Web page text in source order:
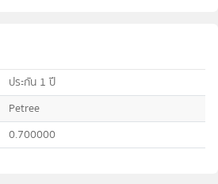
ประกัน 1 ปี
Petree
0.700000